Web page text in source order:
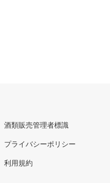
酒類販売管理者標識
プライバシーポリシー
利用規約